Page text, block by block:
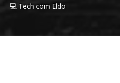
💻 Tech com Eldo